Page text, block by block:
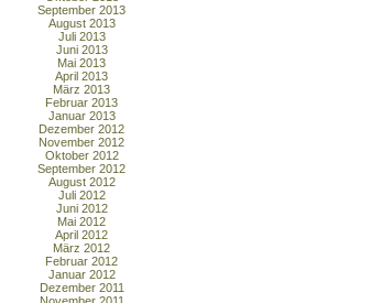
September 2013
August 2013
Juli 2013
Juni 2013
Mai 2013
April 2013
März 2013
Februar 2013
Januar 2013
Dezember 2012
November 2012
Oktober 2012
September 2012
August 2012
Juli 2012
Juni 2012
Mai 2012
April 2012
März 2012
Februar 2012
Januar 2012
Dezember 2011